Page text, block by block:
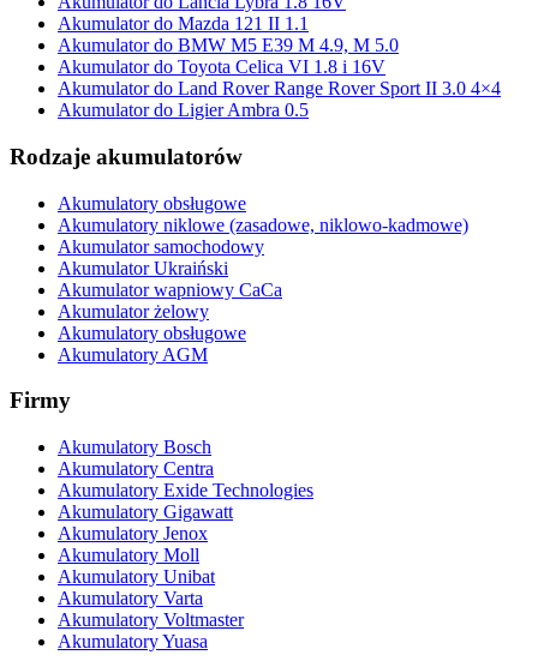
Akumulator do Mazda 121 II 1.1
Akumulator do BMW M5 E39 M 4.9, M 5.0
Akumulator do Toyota Celica VI 1.8 i 16V
Akumulator do Land Rover Range Rover Sport II 3.0 4×4
Akumulator do Ligier Ambra 0.5
Rodzaje akumulatorów
Akumulatory obsługowe
Akumulatory niklowe (zasadowe, niklowo-kadmowe)
Akumulator samochodowy
Akumulator Ukraiński
Akumulator wapniowy CaCa
Akumulator żelowy
Akumulatory obsługowe
Akumulatory AGM
Firmy
Akumulatory Bosch
Akumulatory Centra
Akumulatory Exide Technologies
Akumulatory Gigawatt
Akumulatory Jenox
Akumulatory Moll
Akumulatory Unibat
Akumulatory Varta
Akumulatory Voltmaster
Akumulatory Yuasa